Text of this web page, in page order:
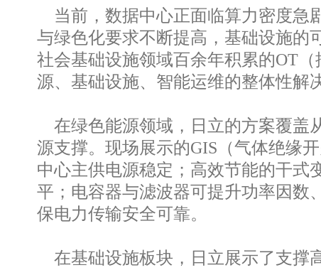
当前，数据中心正面临算力密度急
与绿色化要求不断提高，基础设施的
社会基础设施领域百余年积累的OT
源、基础设施、智能运维的整体性解
在绿色能源领域，日立的方案覆盖
源支撑。现场展示的GIS（气体绝缘
中心主供电源稳定；高效节能的干式
平；电容器与滤波器可提升功率因数
保电力传输安全可靠。
在基础设施板块，日立展示了支撑